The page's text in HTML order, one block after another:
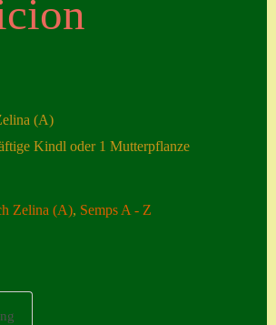
ngen
Neuheiten
(A)
Kindl oder 1 Mutterpflanze
Zelina (A), Semps A - Z